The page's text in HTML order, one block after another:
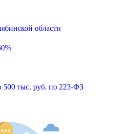
области
500 тыс. руб. по 223-ФЗ